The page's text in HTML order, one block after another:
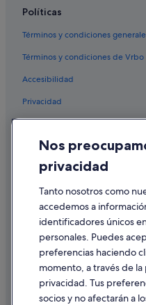
Políticas
Términos y condiciones
Términos y condiciones de Vrbo
Accesibilidad
Privacidad
Cookies
Condiciones de uso
Información legal/contacto
Pautas sobre el contenido y
Ayuda
Cancelar un vuelo
Cancelar una reserva de hotel o
Nos
privacidad
Tanto nosotros como
accedemos a
identificadores únicos
personales. Puedes
preferencias haciendo
momento, a través de
privacidad. Tus
socios y no afectarán a